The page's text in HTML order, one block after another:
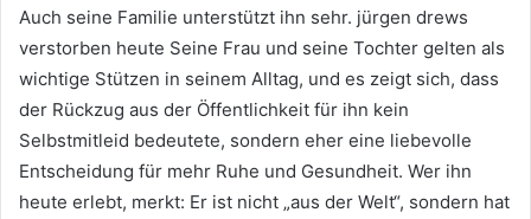
Auch seine Familie unterstützt ihn sehr. jürgen drews
verstorben heute Seine Frau und seine Tochter gelten als
wichtige Stützen in seinem Alltag, und es zeigt sich, dass
der Rückzug aus der Öffentlichkeit für ihn kein
Selbstmitleid bedeutete, sondern eher eine liebevolle
Entscheidung für mehr Ruhe und Gesundheit. Wer ihn
heute erlebt, merkt: Er ist nicht „aus der Welt“, sondern hat